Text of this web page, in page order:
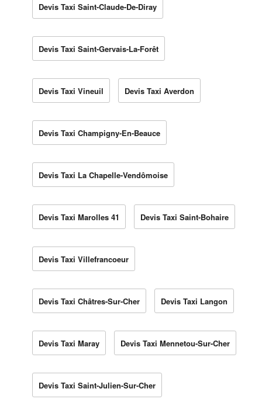
Devis Taxi Saint-Claude-De-Diray
Devis Taxi Saint-Gervais-La-Forêt
Devis Taxi Vineuil Devis Taxi Averdon
Devis Taxi Champigny-En-Beauce
Devis Taxi La Chapelle-Vendômoise
Devis Taxi Marolles 41 Devis Taxi Saint-Bohaire
Devis Taxi Villefrancoeur
Devis Taxi Châtres-Sur-Cher Devis Taxi Langon
Devis Taxi Maray Devis Taxi Mennetou-Sur-Cher
Devis Taxi Saint-Julien-Sur-Cher